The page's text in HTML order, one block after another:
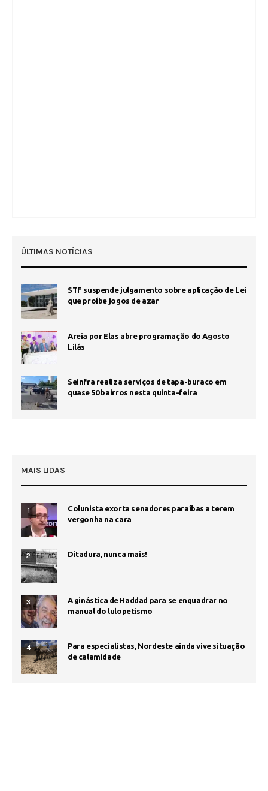
ÚLTIMAS NOTÍCIAS
STF suspende julgamento sobre aplicação de Lei
que proíbe jogos de azar
Areia por Elas abre programação do Agosto
Lilás
Seinfra realiza serviços de tapa-buraco em
quase 50 bairros nesta quinta-feira
MAIS LIDAS
1
Colunista exorta senadores paraíbas a terem
vergonha na cara
2 Ditadura, nunca mais!
3
A ginástica de Haddad para se enquadrar no
manual do lulopetismo
4
Para especialistas, Nordeste ainda vive situação
de calamidade